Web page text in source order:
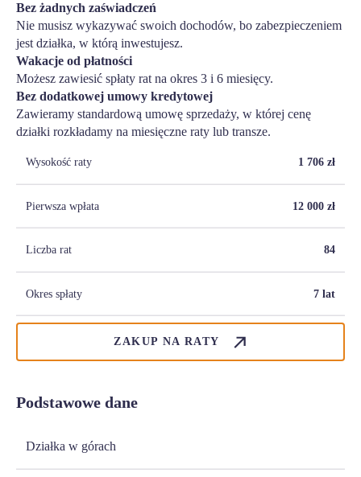
Bez żadnych zaświadczeń
Nie musisz wykazywać swoich dochodów, bo zabezpieczeniem
jest działka, w którą inwestujesz.
Wakacje od płatności
Możesz zawiesić spłaty rat na okres 3 i 6 miesięcy.
Bez dodatkowej umowy kredytowej
Zawieramy standardową umowę sprzedaży, w której cenę
działki rozkładamy na miesięczne raty lub transze.
Wysokość raty 1 706 zł
Pierwsza wpłata 12 000 zł
Liczba rat 84
Okres spłaty 7 lat
ZAKUP NA RATY
Podstawowe dane
Działka w górach